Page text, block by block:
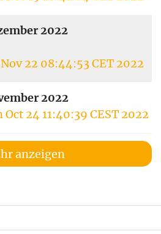
2022
22 08:44:53 CET 2022
2022
Oct 24 11:40:39 CEST 2022
anzeigen